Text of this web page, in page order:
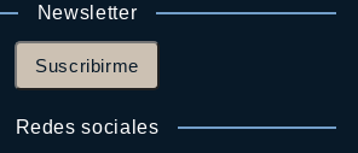
Newsletter
Suscribirme
Redes sociales